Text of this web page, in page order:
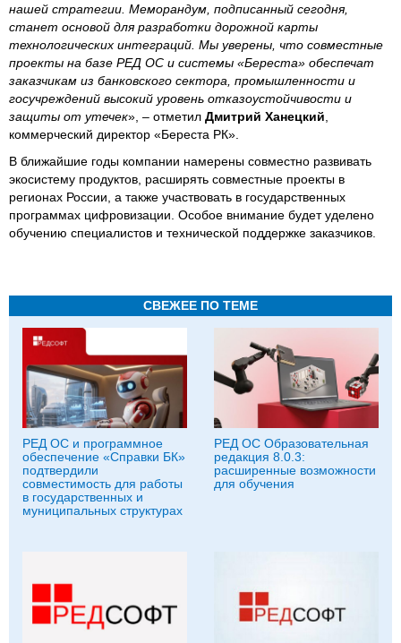
нашей стратегии. Меморандум, подписанный сегодня,
станет основой для разработки дорожной карты
технологических интеграций. Мы уверены, что совместные
проекты на базе РЕД ОС и системы «Береста» обеспечат
заказчикам из банковского сектора, промышленности и
госучреждений высокий уровень отказоустойчивости и
защиты от утечек», – отметил Дмитрий Ханецкий
коммерческий директор «Береста РК».
В ближайшие годы компании намерены совместно развивать
экосистему продуктов, расширять совместные проекты в
регионах России, а также участвовать в государственных
программах цифровизации. Особое внимание будет уделено
обучению специалистов и технической поддержке заказчиков.
СВЕЖЕЕ ПО ТЕМЕ
РЕД ОС и программное
обеспечение «Справки БК»
подтвердили
совместимость для работы
в государственных и
муниципальных структурах
РЕД ОС Образовательная
редакция 8.0.3:
расширенные возможности
для обучения